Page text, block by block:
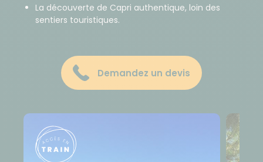
La découverte de Capri authentique, loin des
sentiers touristiques.
Demandez un devis